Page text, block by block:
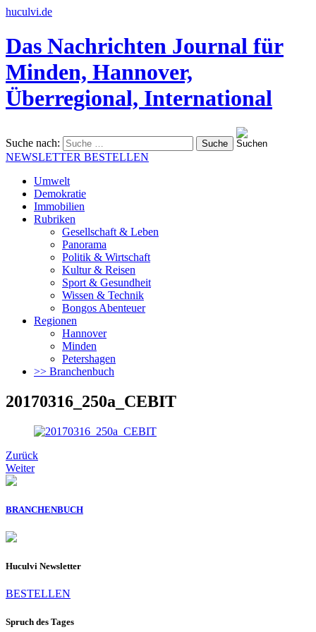
huculvi.de
Das Nachrichten Journal für
Minden, Hannover,
Überregional, International
Suche nach:
NEWSLETTER BESTELLEN
Umwelt
Demokratie
Immobilien
Rubriken
Gesellschaft & Leben
Panorama
Politik & Wirtschaft
Kultur & Reisen
Sport & Gesundheit
Wissen & Technik
Bongos Abenteuer
Regionen
Hannover
Minden
Petershagen
>> Branchenbuch
20170316_250a_CEBIT
Zurück
Weiter
BRANCHENBUCH
Huculvi Newsletter
BESTELLEN
Spruch des Tages